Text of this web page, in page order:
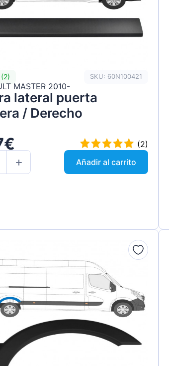
SKU: 60N100421
MASTER 2010-
lateral puerta
/ Derecho
(2)
Añadir al carrito